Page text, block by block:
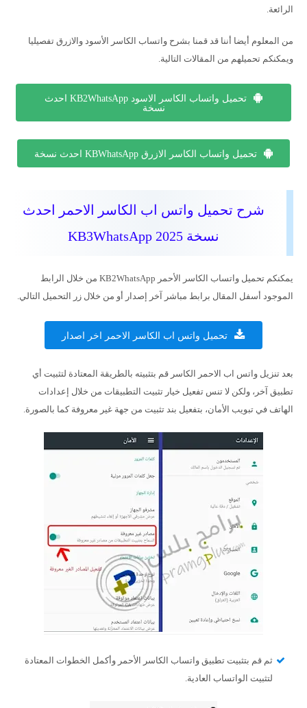
الرائعة.
من المعلوم أيضا أننا قد قمنا بشرح واتساب الكاسر الأسود والازرق تفصيليا
ويمكنكم تحميلهم من المقالات التالية.
تحميل واتساب الكاسر الاسود KB2WhatsApp احدث
نسخة
تحميل واتساب الكاسر الازرق KBWhatsApp احدث نسخة
شرح تحميل واتس اب الكاسر الاحمر احدث
نسخة KB3WhatsApp 2025
يمكنكم تحميل واتساب الكاسر الأحمر KB2WhatsApp من خلال الرابط
الموجود أسفل المقال برابط مباشر آخر إصدار أو من خلال زر التحميل التالي.
تحميل واتس اب الكاسر الاحمر اخر اصدار
بعد تنزيل واتس اب الاحمر الكاسر قم بتثبيته بالطريقة المعتادة لتثبيت أي
تطبيق آخر، ولكن لا تنس تفعيل خيار تثبيت التطبيقات من خلال إعدادات
الهاتف في تبويب الأمان، بتفعيل بند تثبيت من جهة غير معروفة كما بالصورة.
ثم قم بتثبيت تطبيق واتساب الكاسر الأحمر وأكمل الخطوات المعتادة
لتثبيت الواتساب العادية.